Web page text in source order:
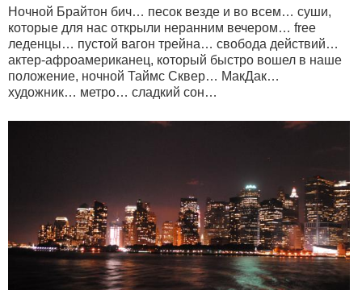
Ночной Брайтон бич… песок везде и во всем… суши,
которые для нас открыли неранним вечером… free
леденцы… пустой вагон трейна… свобода действий…
актер-афроамериканец, который быстро вошел в наше
положение, ночной Таймс Сквер… МакДак…
художник… метро… сладкий сон…